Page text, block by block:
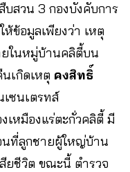
บสวน 3 กองบังคับการ
ข้อมูลเพียงว่า เหตุ
ยในหมู่บ้านคลิตี้บน
เกิดเหตุ คงสิทธิ์
ซนเตรทส์
เหมืองแร่ตะกั่วคลิตี้ มี
ที่ลูกชายผู้ใหญ่บ้าน
ยชีวิต ขณะนี้ ตำรวจ